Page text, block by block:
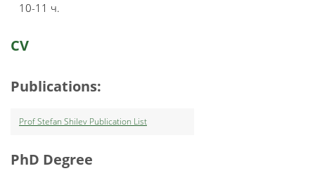
10-11 ч.
CV
Publications:
Prof Stefan Shilev Publication List
PhD Degree